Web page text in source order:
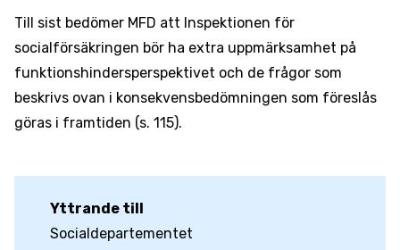
Till sist bedömer MFD att Inspektionen för
socialförsäkringen bör ha extra uppmärksamhet på
funktionshindersperspektivet och de frågor som
beskrivs ovan i konsekvensbedömningen som föreslås
göras i framtiden (s. 115).
Yttrande till
Socialdepartementet